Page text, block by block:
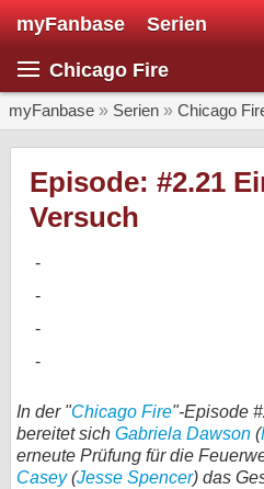
myFanbase Serien
Chicago Fire
myFanbase » Serien » Chicago
Episode: #2.21
Versuch
In der "Chicago Fire"-Episode
bereitet sich Gabriela Dawson (
erneute Prüfung für die
Casey(Jesse Spencer) das
SERIEN